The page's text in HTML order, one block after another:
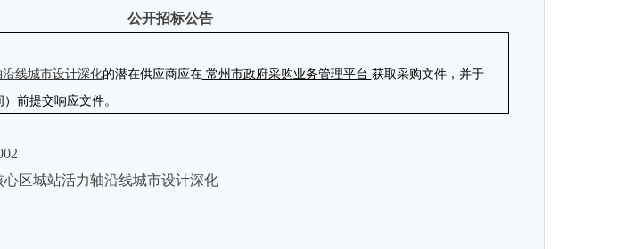
公开招标公告
线城市设计深化的潜在供应商应在常州市政府采购业务管理平台 获取采购文件，并于
前提交响应文件。
心区城站活力轴沿线城市设计深化